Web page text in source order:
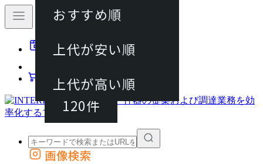
動画マニュアル
カート
外部サイトの商品をカートに追加
画像検索
120件
おすすめ順
上代が安い順
上代が高い順